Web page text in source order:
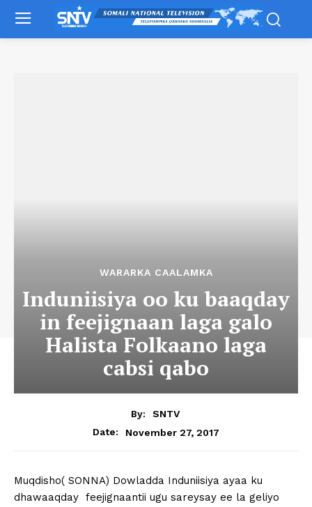
WARARKA CAALAMKA
Induniisiya oo ku baaqday
in feejignaan laga galo
Halista Folkaano laga
cabsi qabo
By:
SNTV
Date:
November 27, 2017
Muqdisho( SONNA) Dowladda Induniisiya ayaa ku
dhawaaqday feejignaantii ugu sareysay ee la geliyo